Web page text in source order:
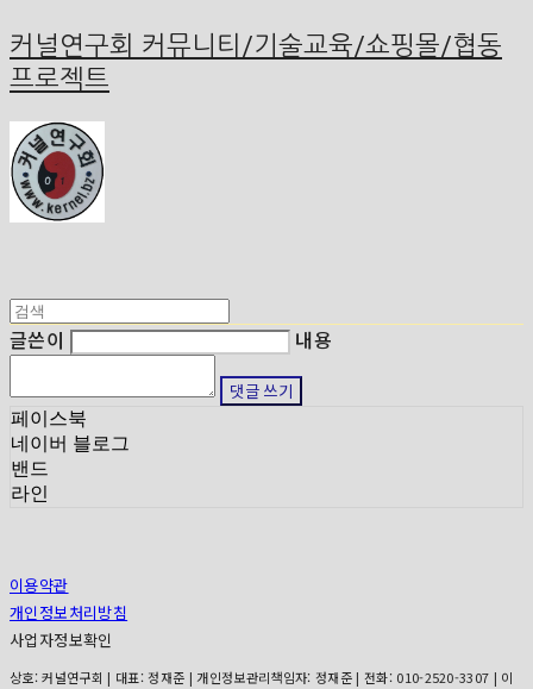
커널연구회 커뮤니티/기술교육/쇼핑몰/협동
프로젝트
글쓴이 내용
댓글 쓰기
페이스북
네이버 블로그
밴드
라인
이용약관
개인정보처리방침
사업자정보확인
상호: 커널연구회 | 대표: 정재준 | 개인정보관리책임자: 정재준 | 전화: 010-2520-3307 | 이